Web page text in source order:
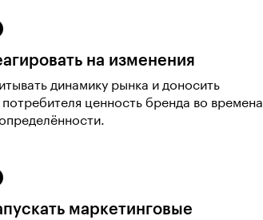
на изменения
динамику рынка и доносить
потребителя ценность бренда во времена
маркетинговые